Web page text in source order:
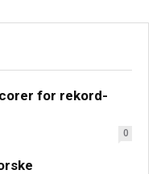
for rekord-
0